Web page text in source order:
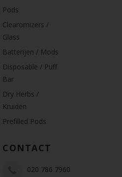
Pods
Clearomizers /
Glass
Batterijen / Mods
Disposable / Puff
Bar
Dry Herbs /
Kruiden
Prefilled Pods
CONTACT
020 786 7960